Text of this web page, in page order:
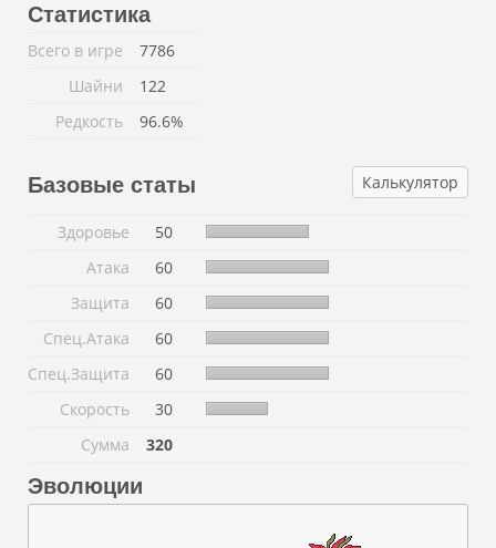
Статистика
Всего в игре
7786
Шайни
122
Редкость
96.6%
Базовые статы Калькулятор
Здоровье
50
Атака
60
Защита
60
Спец.Атака
60
Спец.Защита
60
Скорость
30
Сумма
320
Эволюции